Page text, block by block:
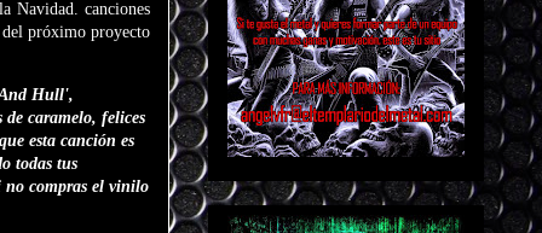
Navidad. canciones
próximo proyecto
Hull',
caramelo, felices
esta canción es
todas tus
no compras el vinilo